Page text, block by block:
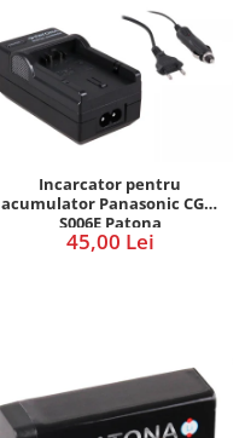
Incarcator pentru
acumulator Panasonic CGA-
S006E Patona
45,00 Lei